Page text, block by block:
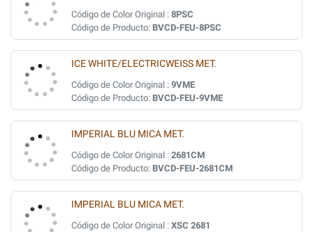
Código de Color Original : 8PSC
Código de Producto: BVCD-FEU-8PSC
ICE WHITE/ELECTRICWEISS MET.
Código de Color Original : 9VME
Código de Producto: BVCD-FEU-9VME
IMPERIAL BLU MICA MET.
Código de Color Original : 2681CM
Código de Producto: BVCD-FEU-2681CM
IMPERIAL BLU MICA MET.
Código de Color Original : XSC 2681